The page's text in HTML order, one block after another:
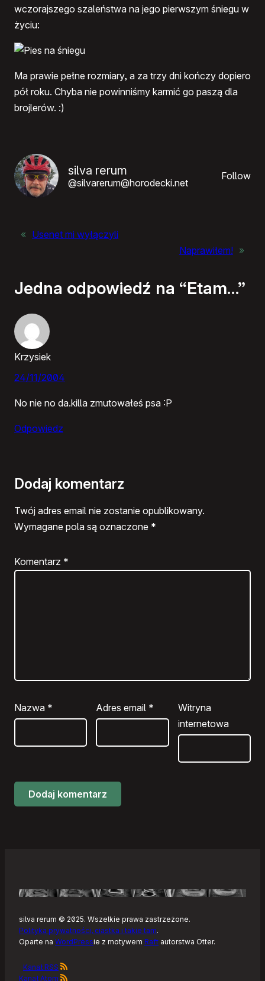
wczorajszego szaleństwa na jego pierwszym śniegu w
życiu:
Ma prawie pełne rozmiary, a za trzy dni kończy dopiero
pół roku. Chyba nie powinniśmy karmić go paszą dla
brojlerów. :)
silva rerum
@silvarerum@horodecki.net
Follow
« Usenet mi wyłączyli
Naprawiłem! »
Jedna odpowiedź na “Etam…”
Krzysiek
24/11/2004
No nie no da.killa zmutowałeś psa :P
Odpowiedz
Dodaj komentarz
Twój adres email nie zostanie opublikowany.
Wymagane pola są oznaczone *
Komentarz *
Nazwa * Adres email *
Witryna
internetowa
silva rerum © 2025. Wszelkie prawa zastrzeżone.
Polityka prywatności, ciastka i takie tam.
Oparte na WordPressie z motywem Raft autorstwa Otter.
Kanał RSS
Kanał Atom